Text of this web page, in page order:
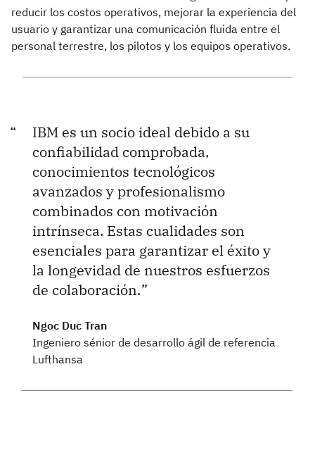
reducir los costos operativos, mejorar la experiencia del
usuario y garantizar una comunicación fluida entre el
personal terrestre, los pilotos y los equipos operativos.
IBM es un socio ideal debido a su
confiabilidad comprobada,
conocimientos tecnológicos
avanzados y profesionalismo
combinados con motivación
intrínseca. Estas cualidades son
esenciales para garantizar el éxito y
la longevidad de nuestros esfuerzos
de colaboración.
Ngoc Duc Tran
Ingeniero sénior de desarrollo ágil de referencia
Lufthansa